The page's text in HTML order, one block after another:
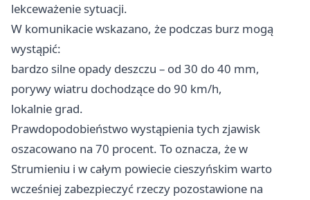
lekceważenie sytuacji.
W komunikacie wskazano, że podczas burz mogą
wystąpić:
bardzo silne opady deszczu – od 30 do 40 mm,
porywy wiatru dochodzące do 90 km/h,
lokalnie grad.
Prawdopodobieństwo wystąpienia tych zjawisk
oszacowano na 70 procent. To oznacza, że w
Strumieniu i w całym powiecie cieszyńskim warto
wcześniej zabezpieczyć rzeczy pozostawione na